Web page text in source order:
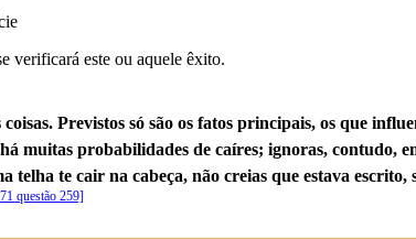
verificará este ou aquele êxito.
Previstos só são os fatos principais, os que
muitas probabilidades de caíres; ignoras, contudo,
te cair na cabeça, não creias que estava escrito,
questão 259]